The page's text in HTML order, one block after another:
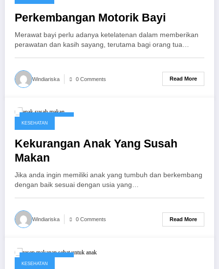
Perkembangan Motorik Bayi
Merawat bayi perlu adanya ketelatenan dalam memberikan
perawatan dan kasih sayang, terutama bagi orang tua…
Windiariska 0 Comments Read More
October 28, 2017
KESEHATAN
Kekurangan Anak Yang Susah
Makan
Jika anda ingin memiliki anak yang tumbuh dan berkembang
dengan baik sesuai dengan usia yang…
Windiariska 0 Comments Read More
KESEHATAN